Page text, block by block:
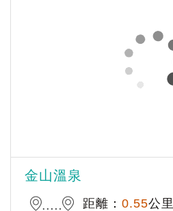
金山溫泉
距離： 0.55公里